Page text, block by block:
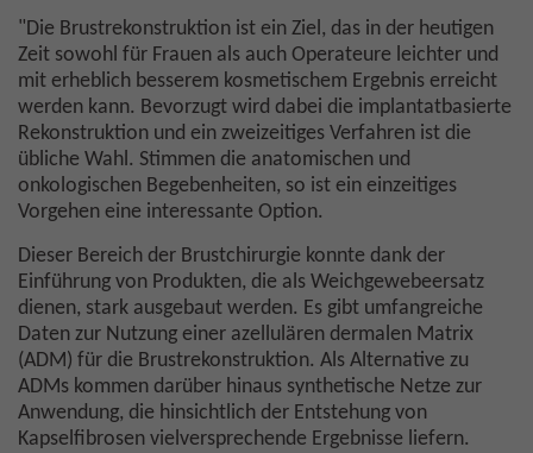
"Die Brustrekonstruktion ist ein Ziel, das in der heutigen
Zeit sowohl für Frauen als auch Operateure leichter und
mit erheblich besserem kosmetischem Ergebnis erreicht
werden kann. Bevorzugt wird dabei die implantatbasierte
Rekonstruktion und ein zweizeitiges Verfahren ist die
übliche Wahl. Stimmen die anatomischen und
onkologischen Begebenheiten, so ist ein einzeitiges
Vorgehen eine interessante Option.
Dieser Bereich der Brustchirurgie konnte dank der
Einführung von Produkten, die als Weichgewebeersatz
dienen, stark ausgebaut werden. Es gibt umfangreiche
Daten zur Nutzung einer azellulären dermalen Matrix
(ADM) für die Brustrekonstruktion. Als Alternative zu
ADMs kommen darüber hinaus synthetische Netze zur
Anwendung, die hinsichtlich der Entstehung von
Kapselfibrosen vielversprechende Ergebnisse liefern.